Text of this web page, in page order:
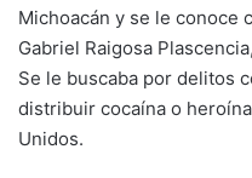
Michoacán y se le conoce
Gabriel Raigosa
Se le buscaba por delitos
distribuir cocaína o
Unidos.